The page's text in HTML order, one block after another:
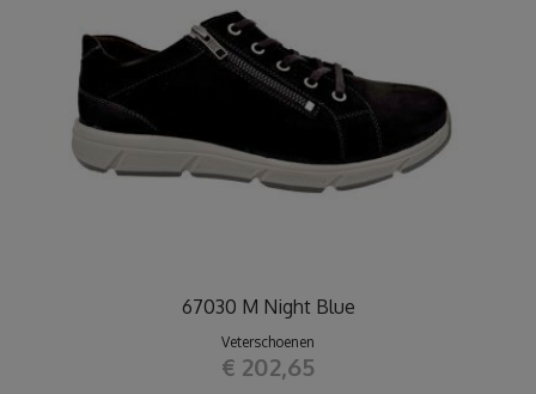
67030 M Night Blue
Veterschoenen
€ 202,65